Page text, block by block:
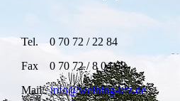
Tel. 0 70 72 / 22 84
Fax 0 70 72 / 8 04 68
Mail:info@weihing-kfz.de